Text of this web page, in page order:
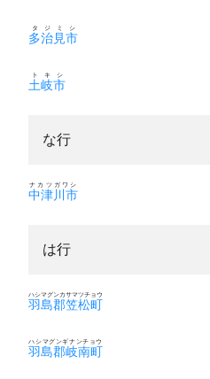
多治見市
タジミシ
土岐市
トキシ
な行
中津川市
ナカツガワシ
は行
羽島郡笠松町
ハシマグンカサマツチョウ
羽島郡岐南町
ハシマグンギナンチョウ